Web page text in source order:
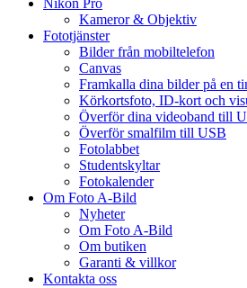
Nikon Pro
Kameror & Objektiv
Fototjänster
Bilder från mobiltelefon
Canvas
Framkalla dina bilder på en
Körkortsfoto, ID-kort och
Överför dina videoband till
Överför smalfilm till USB
Fotolabbet
Studentskyltar
Fotokalender
Om Foto A-Bild
Nyheter
Om Foto A-Bild
Om butiken
Garanti & villkor
Kontakta oss